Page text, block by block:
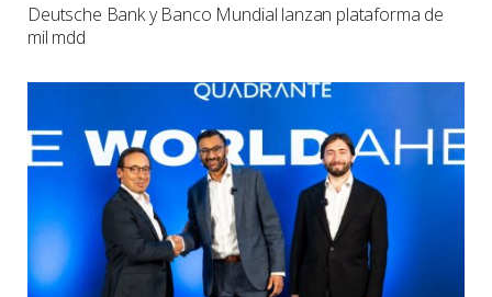
Deutsche Bank y Banco Mundial lanzan plataforma de
mil mdd